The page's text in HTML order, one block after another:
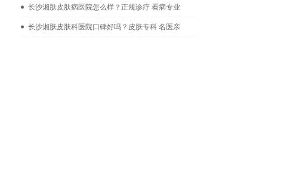
长沙湘肤皮肤病医院怎么样？正规诊疗 看病专业
长沙湘肤皮肤科医院口碑好吗？皮肤专科 名医亲